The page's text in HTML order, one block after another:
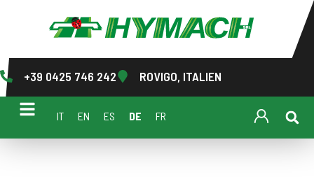
+39 0425 746 242 ROVIGO, ITALIEN
IT EN ES DE FR